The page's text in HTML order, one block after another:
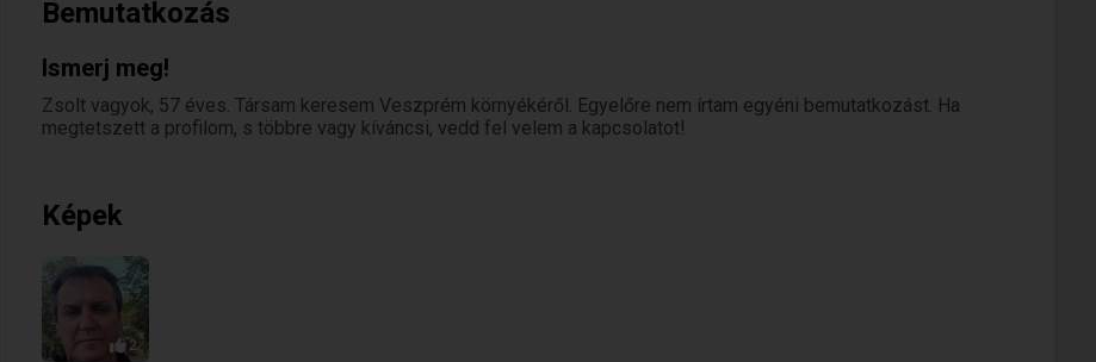
Bemutatkozás
Ismerj meg!
Zsolt vagyok, 57 éves. Társam keresem Veszprém környékéről. Egyelőre nem írtam egyéni bemutatkozást. Ha
megtetszett a profilom, s többre vagy kíváncsi, vedd fel velem a kapcsolatot!
Képek
2